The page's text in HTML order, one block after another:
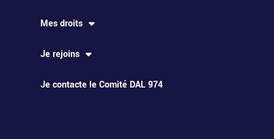
Mes droits
Je rejoins
Je contacte le Comité DAL 974